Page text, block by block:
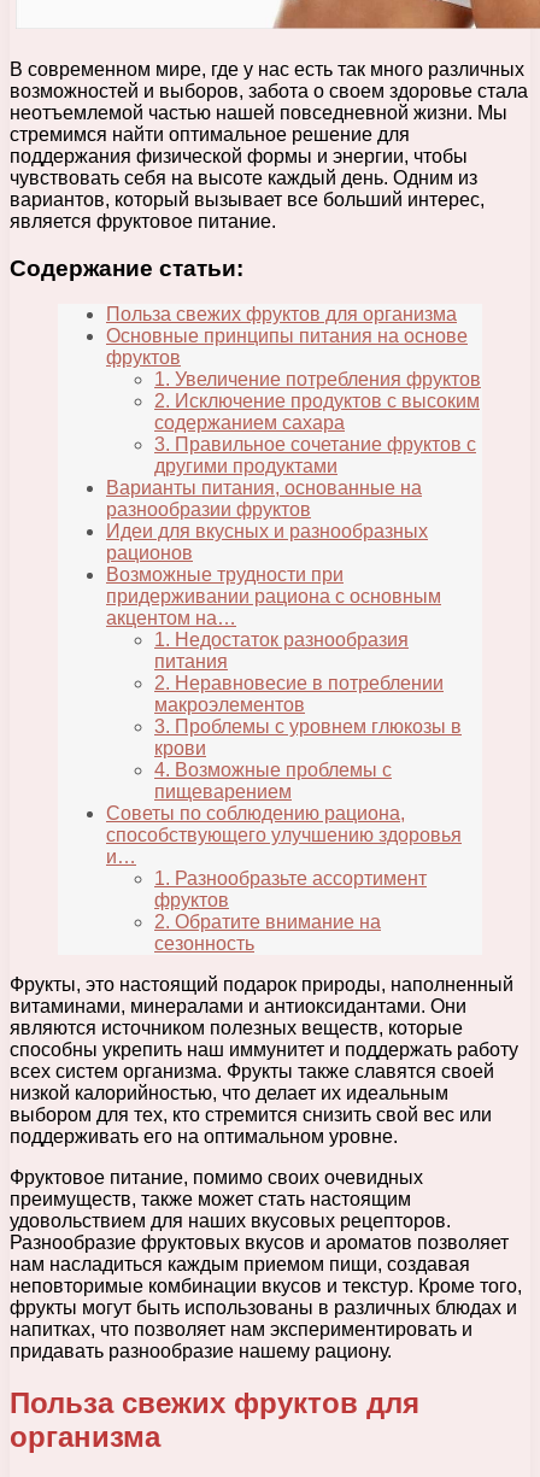
В современном мире, где у нас есть так много различных
возможностей и выборов, забота о своем здоровье стала
неотъемлемой частью нашей повседневной жизни. Мы
стремимся найти оптимальное решение для
поддержания физической формы и энергии, чтобы
чувствовать себя на высоте каждый день. Одним из
вариантов, который вызывает все больший интерес,
является фруктовое питание.
Содержание статьи:
Польза свежих фруктов для организма
Основные принципы питания на основе
фруктов
1. Увеличение потребления фруктов
2. Исключение продуктов с высоким
содержанием сахара
3. Правильное сочетание фруктов с
другими продуктами
Варианты питания, основанные на
разнообразии фруктов
Идеи для вкусных и разнообразных
рационов
Возможные трудности при
придерживании рациона с основным
акцентом на…
1. Недостаток разнообразия
питания
2. Неравновесие в потреблении
макроэлементов
3. Проблемы с уровнем глюкозы в
крови
4. Возможные проблемы с
пищеварением
Советы по соблюдению рациона,
способствующего улучшению здоровья
и…
1. Разнообразьте ассортимент
фруктов
2. Обратите внимание на
сезонность
Фрукты, это настоящий подарок природы, наполненный
витаминами, минералами и антиоксидантами. Они
являются источником полезных веществ, которые
способны укрепить наш иммунитет и поддержать работу
всех систем организма. Фрукты также славятся своей
низкой калорийностью, что делает их идеальным
выбором для тех, кто стремится снизить свой вес или
поддерживать его на оптимальном уровне.
Фруктовое питание, помимо своих очевидных
преимуществ, также может стать настоящим
удовольствием для наших вкусовых рецепторов.
Разнообразие фруктовых вкусов и ароматов позволяет
нам насладиться каждым приемом пищи, создавая
неповторимые комбинации вкусов и текстур. Кроме того,
фрукты могут быть использованы в различных блюдах и
напитках, что позволяет нам экспериментировать и
придавать разнообразие нашему рациону.
Польза свежих фруктов для
организма